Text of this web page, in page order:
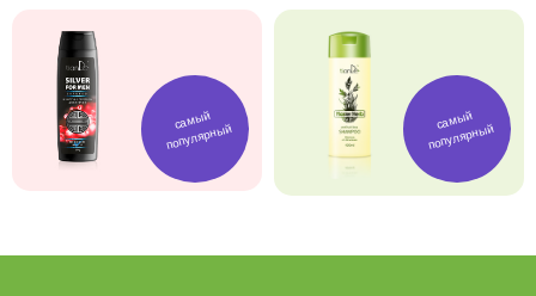
самый
популярный
самый
популярный